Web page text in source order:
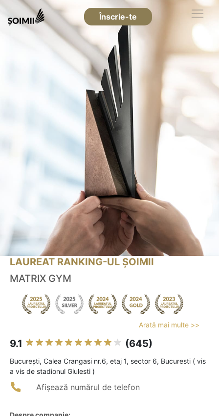
Înscrie-te
LAUREAT RANKING-UL ȘOIMII
MATRIX GYM
Arată mai multe >>
9.1 (645)
Bucureşti, Calea Crangasi nr.6, etaj 1, sector 6, Bucuresti ( vis
a vis de stadionul Giulesti )
Afișează numărul de telefon